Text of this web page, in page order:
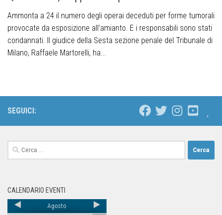
Ammonta a 24 il numero degli operai deceduti per forme tumorali
provocate da esposizione all’amianto. E i responsabili sono stati
condannati. Il giudice della Sesta sezione penale del Tribunale di
Milano, Raffaele Martorelli, ha...
SEGUICI:
CALENDARIO EVENTI
Agosto